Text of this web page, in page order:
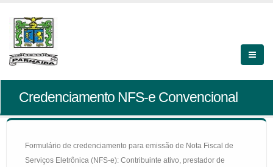
Credenciamento NFS-e Convencional
Formulário de credenciamento para emissão de Nota Fiscal de
Serviços Eletrônica (NFS-e): Contribuinte ativo, prestador de